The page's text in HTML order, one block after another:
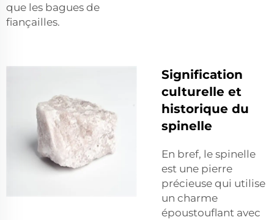
que les bagues de
fiançailles.
Signification
culturelle et
historique du
spinelle
En bref, le spinelle
est une pierre
précieuse qui utilise
un charme
époustouflant avec